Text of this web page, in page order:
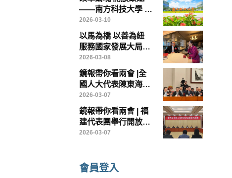
破解制度瓶頸
——南方科技大學 中
國高等教育改革的範
本
2026-03-10
以馬為橋 以善為紐
服務國家發展大局
——香港鏡報專訪全
國政協常委、香港賽
馬會主席廖長江
2026-03-08
鏡報帶你看兩會 |全
國人大代表陳東海：
以台創園為載體，打
造兩岸農業融合發展
示範樣板
2026-03-07
鏡報帶你看兩會 | 福
建代表團舉行開放團
組會議
2026-03-07
會員登入